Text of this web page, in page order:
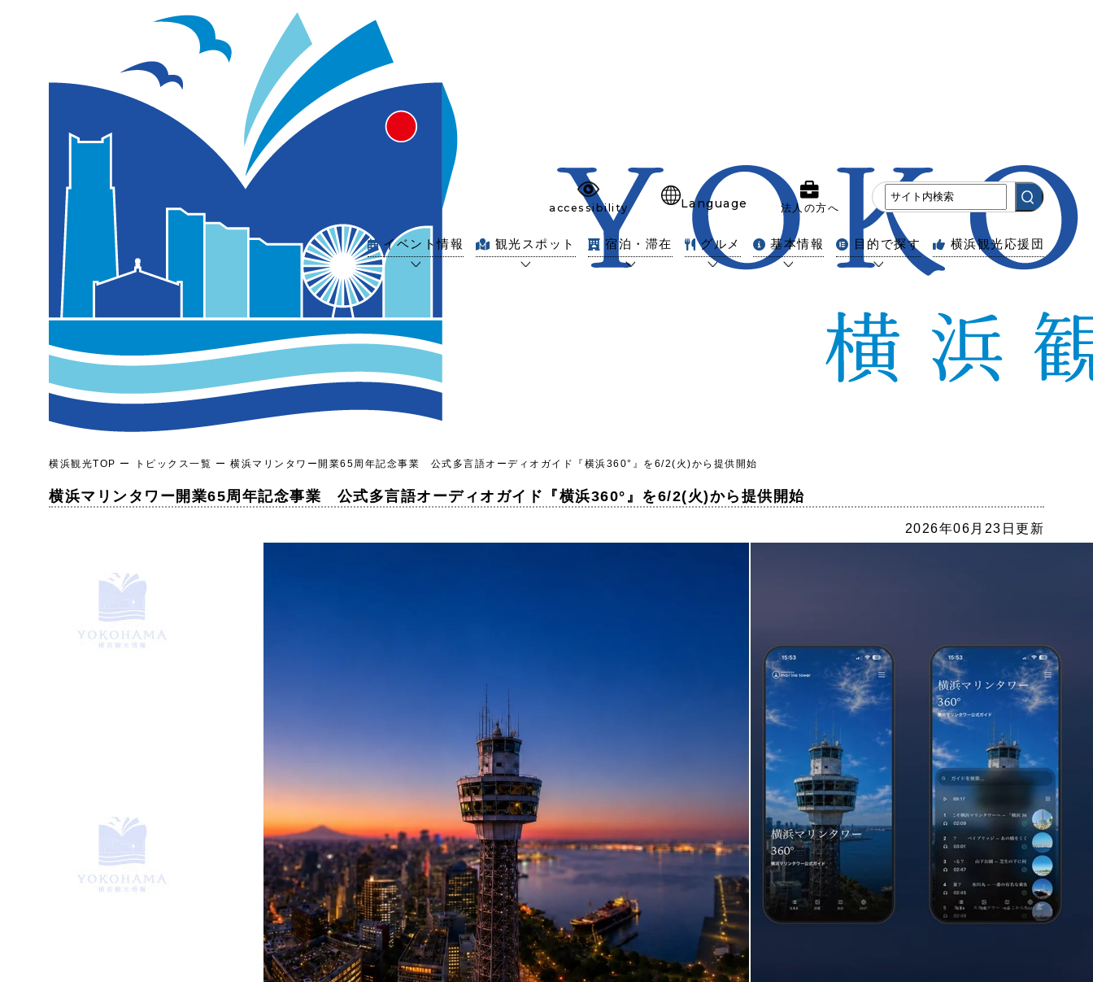
accessibility
Language
法人の方へ
イベント情報 観光スポット 宿泊・滞在 グルメ 基本情報 目的で探す 横浜観光応援団
横浜観光TOP トピックス一覧 横浜マリンタワー開業65周年記念事業 公式多言語オーディオガイド『横浜360°』を6/2(火)から提供開始
横浜マリンタワー開業65周年記念事業 公式多言語オーディオガイド『横浜360°』を6/2(火)から提供開始
2026年06月23日更新